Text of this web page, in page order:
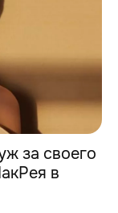
за своего
в